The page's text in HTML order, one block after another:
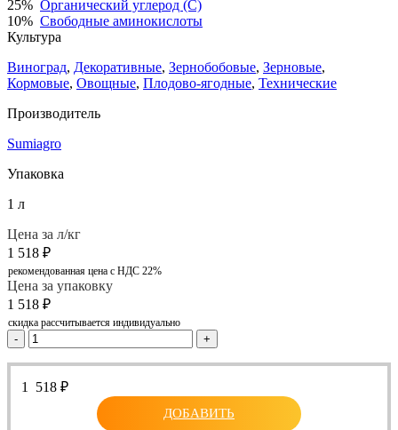
25% Органический углерод (С)
10% Свободные аминокислоты
Культура
Виноград, Декоративные, Зернобобовые, Зерновые,
Кормовые, Овощные, Плодово-ягодные, Технические
Производитель
Sumiagro
Упаковка
1 л
Цена за л/кг
1 518 ₽
рекомендованная цена с НДС 22%
Цена за упаковку
1 518 ₽
скидка рассчитывается индивидуально
- +
1 518 ₽
ДОБАВИТЬ